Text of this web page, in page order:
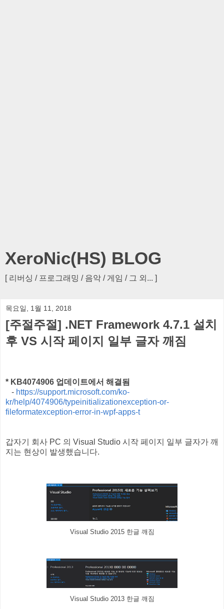
XeroNic(HS) BLOG
[ 리버싱 / 프로그래밍 / 음악 / 게임 / 그 외... ]
목요일, 1월 11, 2018
[주절주절] .NET Framework 4.7.1 설치
후 VS 시작 페이지 일부 글자 깨짐
* KB4074906 업데이트에서 해결됨
- https://support.microsoft.com/ko-
kr/help/4074906/typeinitializationexception-or-
fileformatexception-error-in-wpf-apps-t
갑자기 회사 PC 의 Visual Studio 시작 페이지 일부 글자가 깨
지는 현상이 발생했습니다.
Visual Studio 2015 한글 깨짐
Visual Studio 2013 한글 깨짐